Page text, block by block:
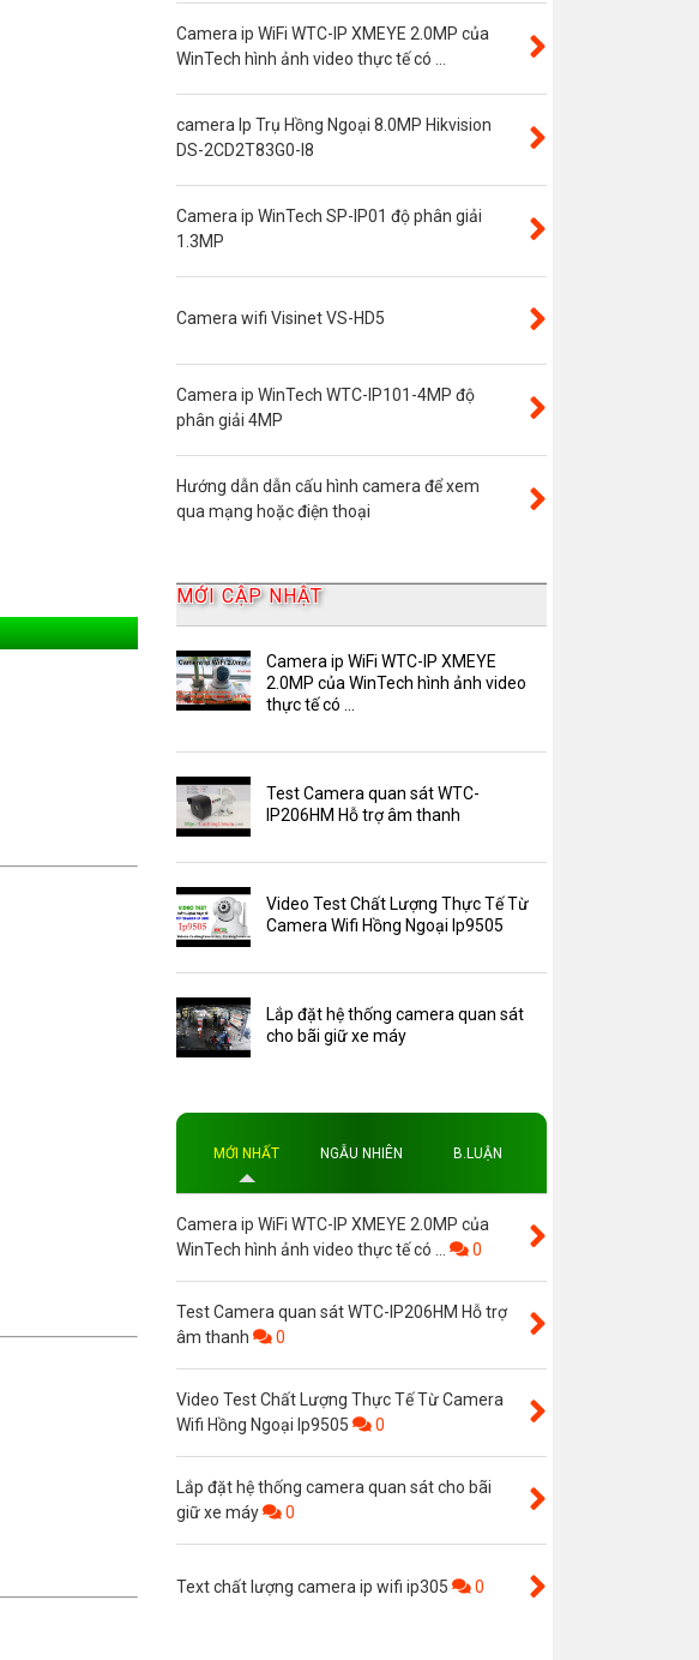
Camera ngụy trang
Năng lượng mặt trời
Đầu ghi camera 4 kênh
Đầu ghi camera 8 kênh
Đầu ghi camera ip
Camera 360
Camera Yoosee
YooSee
Bảng Báo Giá AKwell
Bộ Camera Quan sát
Camera Zoom
Pin Sạc dự phòng AKwell
Thông báo
Thẻ nhớ 32GB
Thẻ nhớ 64GB
Thủ thuật
Độ phân giải 4MP
Camera ip WiFi WTC-IP XMEYE 2.0MP của
WinTech hình ảnh video thực tế có ...
camera Ip Trụ Hồng Ngoại 8.0MP Hikvision
DS-2CD2T83G0-I8
Camera ip WinTech SP-IP01 độ phân giải
1.3MP
Camera wifi Visinet VS-HD5
Camera ip WinTech WTC-IP101-4MP độ
phân giải 4MP
Hướng dẫn dẫn cấu hình camera để xem
qua mạng hoặc điện thoại
MỚI CẬP NHẬT
Camera ip WiFi WTC-IP XMEYE
2.0MP của WinTech hình ảnh video
thực tế có ...
Test Camera quan sát WTC-
IP206HM Hỗ trợ âm thanh
Video Test Chất Lượng Thực Tế Từ
Camera Wifi Hồng Ngoại Ip9505
Lắp đặt hệ thống camera quan sát
cho bãi giữ xe máy
MỚI NHẤT NGẪU NHIÊN B.LUẬN
Camera ip WiFi WTC-IP XMEYE 2.0MP của
WinTech hình ảnh video thực tế có ...
0
Test Camera quan sát WTC-IP206HM Hỗ trợ
âm thanh
0
Video Test Chất Lượng Thực Tế Từ Camera
Wifi Hồng Ngoại Ip9505
0
Lắp đặt hệ thống camera quan sát cho bãi
giữ xe máy
0
Text chất lượng camera ip wifi ip305 0